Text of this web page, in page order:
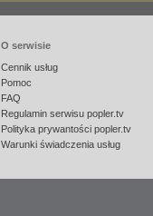
O serwisie
Cennik usług
Pomoc
FAQ
Regulamin serwisu popler.tv
Polityka prywantości popler.tv
Warunki świadczenia usług